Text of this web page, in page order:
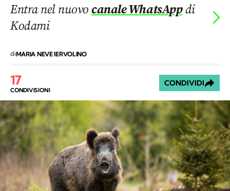
Entra nel nuovocanale WhatsAppdi
Kodami
diMARIA NEVE IERVOLINO
17
CONDIVISIONI
CONDIVIDI